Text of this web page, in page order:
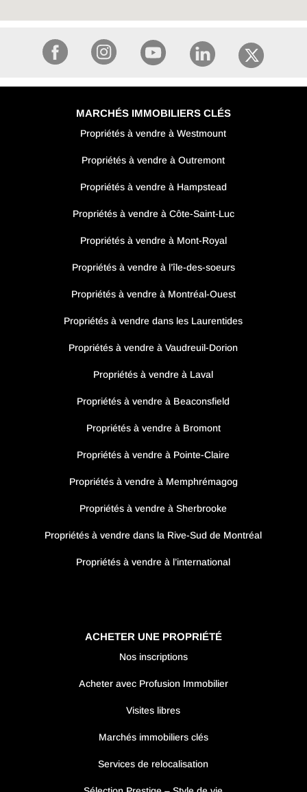
MARCHÉS IMMOBILIERS CLÉS
Propriétés à vendre à Westmount
Propriétés à vendre à Outremont
Propriétés à vendre à Hampstead
Propriétés à vendre à Côte-Saint-Luc
Propriétés à vendre à Mont-Royal
Propriétés à vendre à l’île-des-soeurs
Propriétés à vendre à Montréal-Ouest
Propriétés à vendre dans les Laurentides
Propriétés à vendre à Vaudreuil-Dorion
Propriétés à vendre à Laval
Propriétés à vendre à Beaconsfield
Propriétés à vendre à Bromont
Propriétés à vendre à Pointe-Claire
Propriétés à vendre à Memphrémagog
Propriétés à vendre à Sherbrooke
Propriétés à vendre dans la Rive-Sud de Montréal
Propriétés à vendre à l’international
ACHETER UNE PROPRIÉTÉ
Nos inscriptions
Acheter avec Profusion Immobilier
Visites libres
Marchés immobiliers clés
Services de relocalisation